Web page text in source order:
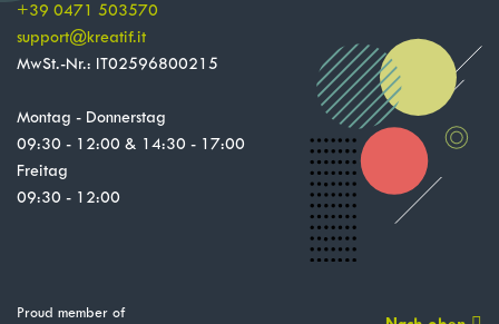
+39 0471 503570
support@kreatif.it
MwSt.-Nr.: IT02596800215
Montag - Donnerstag
09:30 - 12:00 & 14:30 - 17:00
Freitag
09:30 - 12:00
Proud member of